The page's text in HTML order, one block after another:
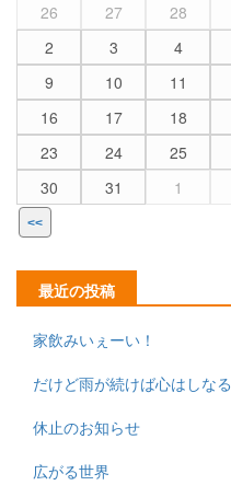
26
27 28
2
3 4
9
10 11
16
17 18
23
24 25
30
31 1
<<
最近の投稿
家飲みいぇーい！
だけど雨が続けば心はしなる
休止のお知らせ
広がる世界